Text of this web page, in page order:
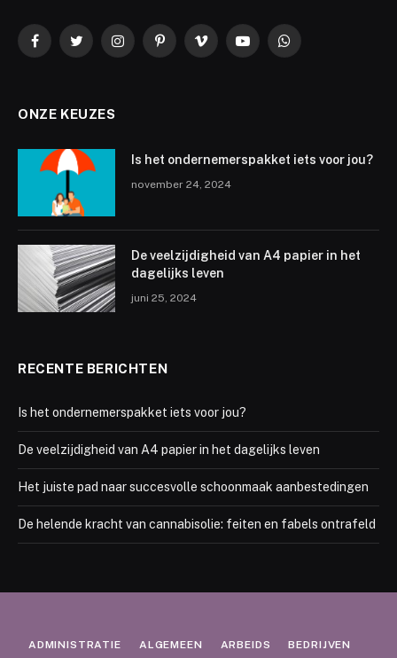
FacebookTwitterInstagramPinterestVimeo YouTubeWhatsApp
ONZE KEUZES
Is het ondernemerspakket iets voor jou?
november 24, 2024
De veelzijdigheid van A4 papier in het
dagelijks leven
juni 25, 2024
RECENTE BERICHTEN
Is het ondernemerspakket iets voor jou?
De veelzijdigheid van A4 papier in het dagelijks leven
Het juiste pad naar succesvolle schoonmaak aanbestedingen
De helende kracht van cannabisolie: feiten en fabels ontrafeld
ADMINISTRATIE ALGEMEEN ARBEIDS BEDRIJVEN